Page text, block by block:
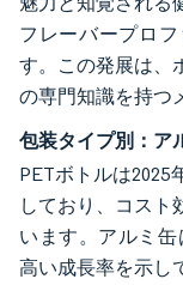
フレーバープロ
す。この発展は、
の専門知識を持つ
包装タイプ別：ア
PETボトルは2025
しており、コスト
います。アルミ缶
高い成長率を示し